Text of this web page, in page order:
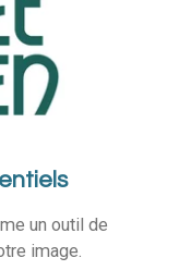
un outil de
image.